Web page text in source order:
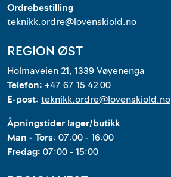
Ordrebestilling
teknikk.ordre@lovenskiold.no
REGION ØST
Holmaveien 21, 1339 Vøyenenga
Telefon: +47 67 15 42 00
E-post: teknikk.ordre@lovenskiold.no
Åpningstider lager/butikk
Man - Tors: 07:00 - 16:00
Fredag: 07:00 - 15:00